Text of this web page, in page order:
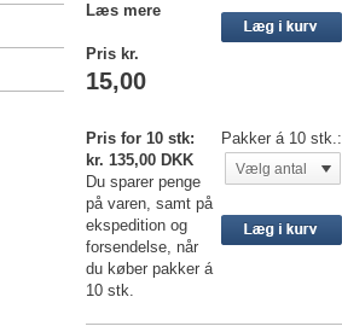
Læs mere
Pris kr.
15,00
Pris for 10 stk:
kr. 135,00 DKK
Du sparer penge
på varen, samt på
ekspedition og
forsendelse, når
du køber pakker á
10 stk.
Pakker á 10 stk.:
Vælg antal